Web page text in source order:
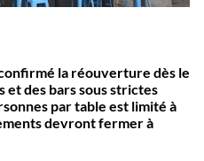
la réouverture dès le
et des bars sous strictes
par table est limité à
devront fermer à